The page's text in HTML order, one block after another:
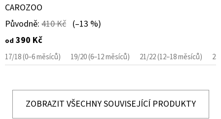
CAROZOO
Původně: 410 Kč (–13 %)
od 390 Kč
17/18 (0–6 měsíců) 19/20 (6–12 měsíců) 21/22 (12–18 měsíců)
ZOBRAZIT VŠECHNY SOUVISEJÍCÍ PRODUKTY